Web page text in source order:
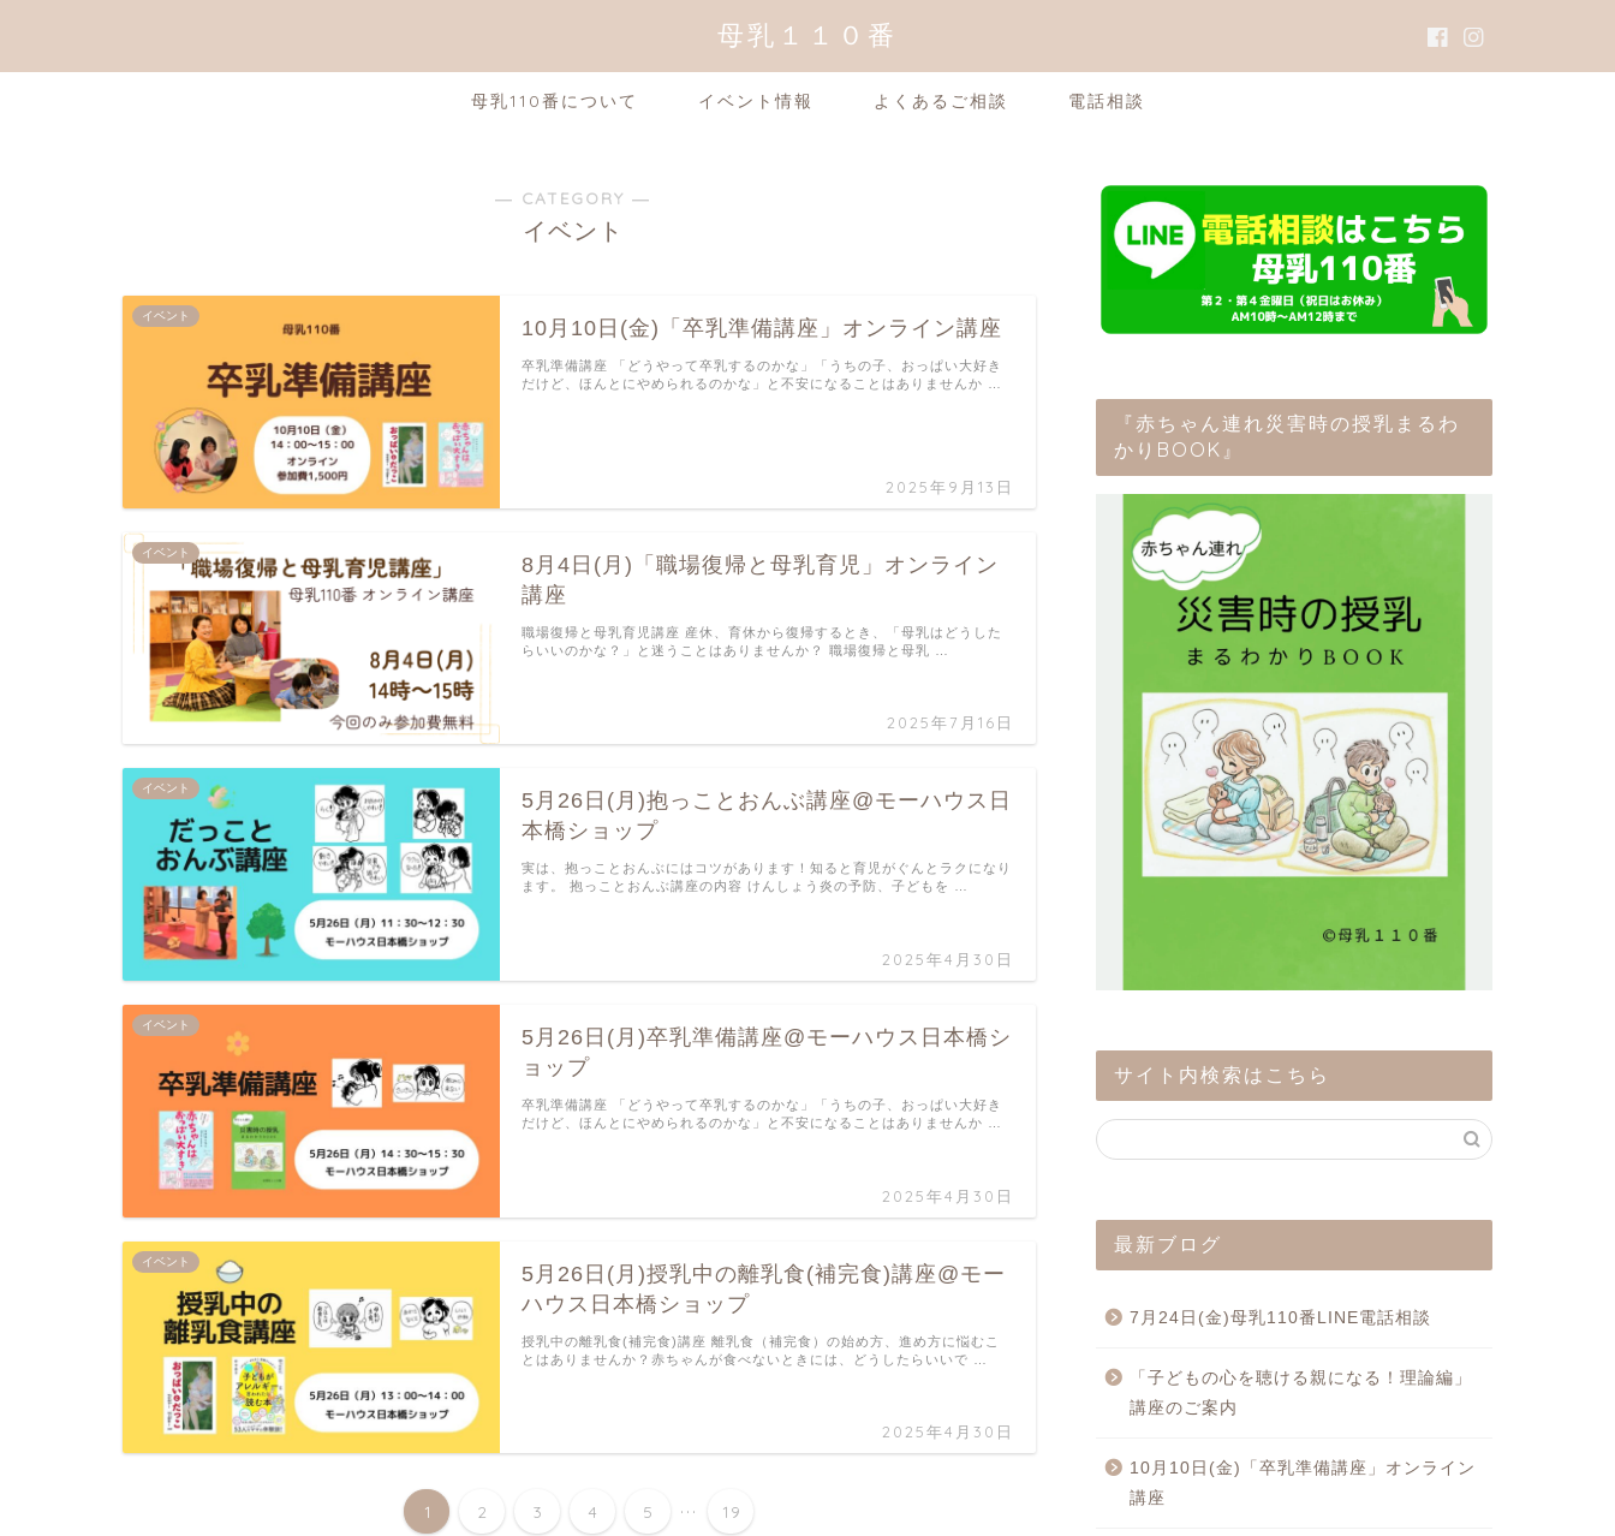
母乳１１０番
母乳110番について イベント情報 よくあるご相談 電話相談
― CATEGORY ―
イベント
イベント
10月10日(金)「卒乳準備講座」オンライン講座
2025年9月13日
卒乳準備講座 「どうやって卒乳するのかな」「うちの子、おっぱい大好き
だけど、ほんとにやめられるのかな」と不安になることはありませんか …
イベント
8月4日(月)「職場復帰と母乳育児」オンライン
講座
2025年7月16日
職場復帰と母乳育児講座 産休、育休から復帰するとき、「母乳はどうした
らいいのかな？」と迷うことはありませんか？ 職場復帰と母乳 …
イベント
5月26日(月)抱っことおんぶ講座@モーハウス日
本橋ショップ
2025年4月30日
実は、抱っことおんぶにはコツがあります！知ると育児がぐんとラクになり
ます。 抱っことおんぶ講座の内容 けんしょう炎の予防、子どもを …
イベント
5月26日(月)卒乳準備講座@モーハウス日本橋シ
ョップ
2025年4月30日
卒乳準備講座 「どうやって卒乳するのかな」「うちの子、おっぱい大好き
だけど、ほんとにやめられるのかな」と不安になることはありませんか …
イベント
5月26日(月)授乳中の離乳食(補完食)講座@モー
ハウス日本橋ショップ
2025年4月30日
授乳中の離乳食(補完食)講座 離乳食（補完食）の始め方、進め方に悩むこ
とはありませんか？赤ちゃんが食べないときには、どうしたらいいで …
1 2 3 4 5 ... 19
『赤ちゃん連れ災害時の授乳まるわ
かりBOOK』
サイト内検索はこちら
最新ブログ
7月24日(金)母乳110番LINE電話相談
「子どもの心を聴ける親になる！理論編」
講座のご案内
10月10日(金)「卒乳準備講座」オンライン
講座